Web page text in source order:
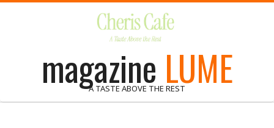
magazine LUME
A TASTE ABOVE THE REST